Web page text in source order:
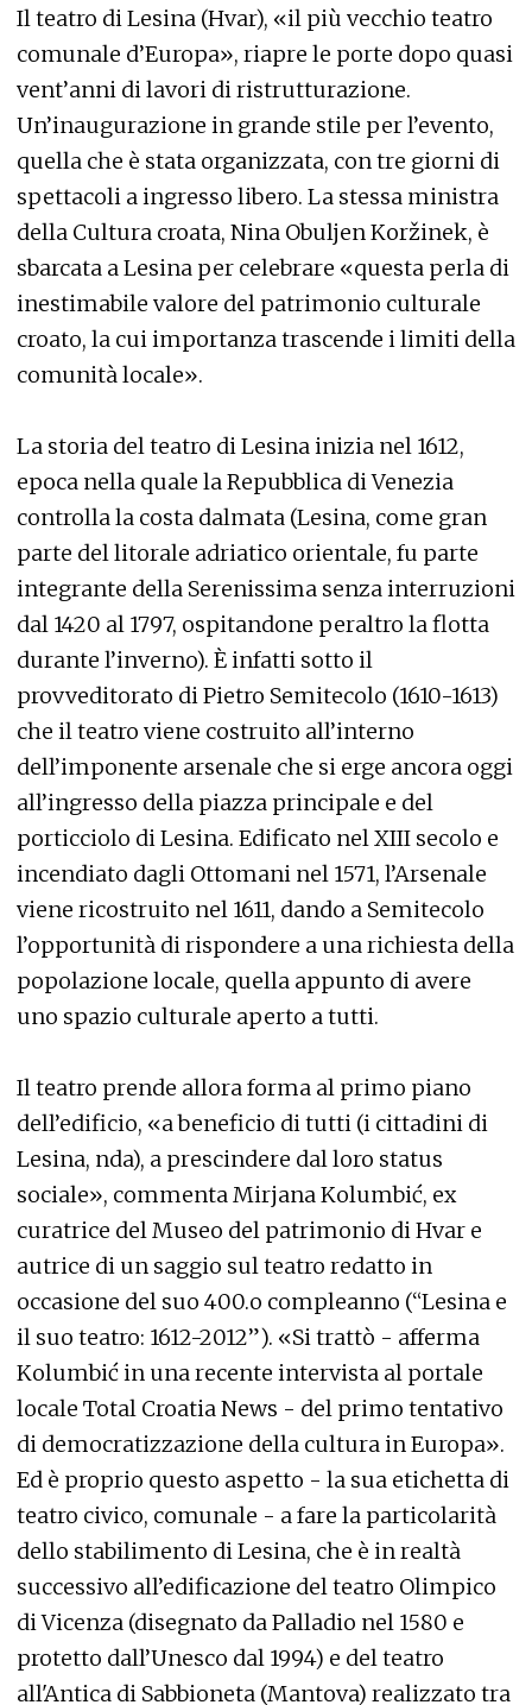
Il teatro di Lesina (Hvar), «il più vecchio teatro
comunale d’Europa», riapre le porte dopo quasi
vent’anni di lavori di ristrutturazione.
Un’inaugurazione in grande stile per l’evento,
quella che è stata organizzata, con tre giorni di
spettacoli a ingresso libero. La stessa ministra
della Cultura croata, Nina Obuljen Koržinek, è
sbarcata a Lesina per celebrare «questa perla di
inestimabile valore del patrimonio culturale
croato, la cui importanza trascende i limiti della
comunità locale».
La storia del teatro di Lesina inizia nel 1612,
epoca nella quale la Repubblica di Venezia
controlla la costa dalmata (Lesina, come gran
parte del litorale adriatico orientale, fu parte
integrante della Serenissima senza interruzioni
dal 1420 al 1797, ospitandone peraltro la flotta
durante l’inverno). È infatti sotto il
provveditorato di Pietro Semitecolo (1610-1613)
che il teatro viene costruito all’interno
dell’imponente arsenale che si erge ancora oggi
all’ingresso della piazza principale e del
porticciolo di Lesina. Edificato nel XIII secolo e
incendiato dagli Ottomani nel 1571, l’Arsenale
viene ricostruito nel 1611, dando a Semitecolo
l’opportunità di rispondere a una richiesta della
popolazione locale, quella appunto di avere
uno spazio culturale aperto a tutti.
Il teatro prende allora forma al primo piano
dell’edificio, «a beneficio di tutti (i cittadini di
Lesina, nda), a prescindere dal loro status
sociale», commenta Mirjana Kolumbić, ex
curatrice del Museo del patrimonio di Hvar e
autrice di un saggio sul teatro redatto in
occasione del suo 400.o compleanno (“Lesina e
il suo teatro: 1612-2012”). «Si trattò - afferma
Kolumbić in una recente intervista al portale
locale Total Croatia News - del primo tentativo
di democratizzazione della cultura in Europa».
Ed è proprio questo aspetto - la sua etichetta di
teatro civico, comunale - a fare la particolarità
dello stabilimento di Lesina, che è in realtà
successivo all’edificazione del teatro Olimpico
di Vicenza (disegnato da Palladio nel 1580 e
protetto dall’Unesco dal 1994) e del teatro
all'Antica di Sabbioneta (Mantova) realizzato tra